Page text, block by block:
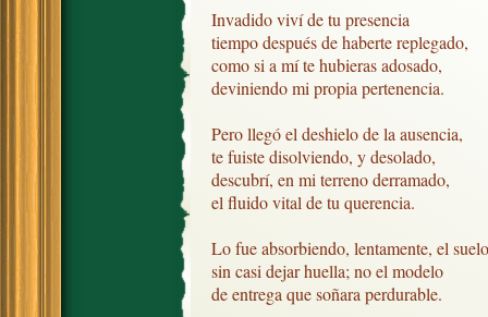
Invadido viví de tu presencia
tiempo después de haberte replegado,
como si a mí te hubieras adosado,
deviniendo mi propia pertenencia.
Pero llegó el deshielo de la ausencia,
te fuiste disolviendo, y desolado,
descubrí, en mi terreno derramado,
el fluido vital de tu querencia.
Lo fue absorbiendo, lentamente, el
sin casi dejar huella; no el modelo
de entrega que soñara perdurable.